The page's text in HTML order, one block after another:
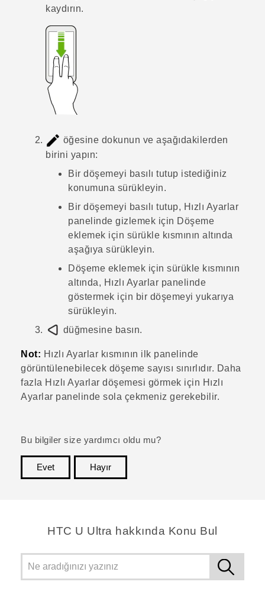
kaydırın.
öğesine dokunun ve aşağıdakilerden
birini yapın:
Bir döşemeyi basılı tutup istediğiniz
konumuna sürükleyin.
Bir döşemeyi basılı tutup, Hızlı Ayarlar
panelinde gizlemek için Döşeme
eklemek için sürükle kısmının altında
aşağıya sürükleyin.
Döşeme eklemek için sürükle kısmının
altında, Hızlı Ayarlar panelinde
göstermek için bir döşemeyi yukarıya
sürükleyin.
düğmesine basın.
Not: Hızlı Ayarlar kısmının ilk panelinde
görüntülenebilecek döşeme sayısı sınırlıdır. Daha
fazla Hızlı Ayarlar döşemesi görmek için Hızlı
Ayarlar panelinde sola çekmeniz gerekebilir.
Bu bilgiler size yardımcı oldu mu?
Evet
Hayır
HTC U Ultra hakkında Konu Bul